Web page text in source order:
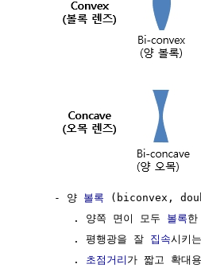
     - 양
볼록 (biconvex,
        . 양쪽 면이 모두
볼록한
        . 평행광을 잘
집속시키
        .
초점거리 가 짧고 확대